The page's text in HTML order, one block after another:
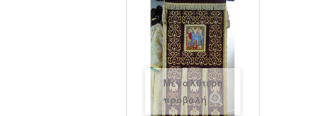
Μεγαλύτερη
προβολή